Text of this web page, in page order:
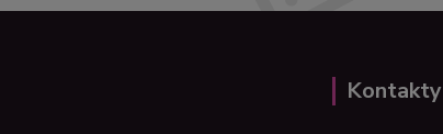
Kontakty